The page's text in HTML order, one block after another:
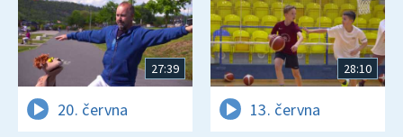
27:39
20. června
28:10
13. června